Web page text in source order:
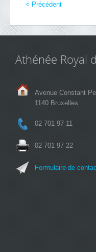
< Précédent
Athénée Royal
Avenue Constant
1140 Bruxelles
02 701 97 11
02 701 97 22
Formulaire de